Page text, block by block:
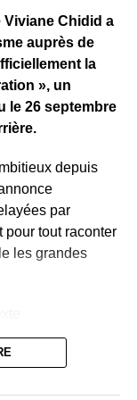
étaient en
à l’honneur
cinéma,
politique.
engagement
a été
ont été
contribution à
Chidid a
auprès de
la
», un
le 26 septembre
depuis
par
pour tout raconter
les grandes
En novembre
sortie d’un